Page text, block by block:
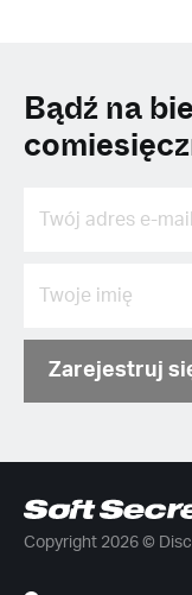
Bądź na
Zarejestruj
Copyright 2026 ©